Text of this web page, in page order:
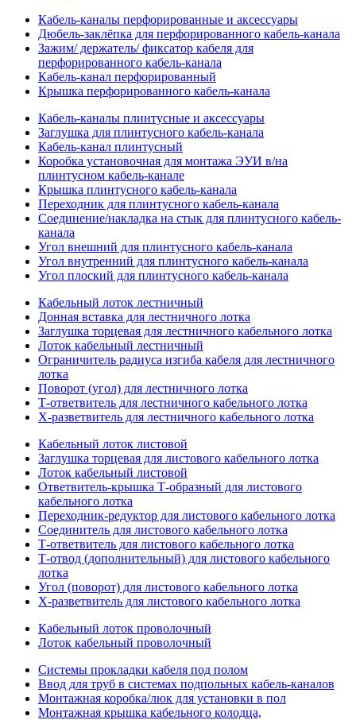
Кабель-каналы перфорированные и аксессуары
Дюбель-заклёпка для перфорированного кабель-канала
Зажим/ держатель/ фиксатор кабеля для
перфорированного кабель-канала
Кабель-канал перфорированный
Крышка перфорированного кабель-канала
Кабель-каналы плинтусные и аксессуары
Заглушка для плинтусного кабель-канала
Кабель-канал плинтусный
Коробка установочная для монтажа ЭУИ в/на
плинтусном кабель-канале
Крышка плинтусного кабель-канала
Переходник для плинтусного кабель-канала
Соединение/накладка на стык для плинтусного кабель-
канала
Угол внешний для плинтусного кабель-канала
Угол внутренний для плинтусного кабель-канала
Угол плоский для плинтусного кабель-канала
Кабельный лоток лестничный
Донная вставка для лестничного лотка
Заглушка торцевая для лестничного кабельного лотка
Лоток кабельный лестничный
Ограничитель радиуса изгиба кабеля для лестничного
лотка
Поворот (угол) для лестничного лотка
Т-ответвитель для лестничного кабельного лотка
Х-разветвитель для лестничного кабельного лотка
Кабельный лоток листовой
Заглушка торцевая для листового кабельного лотка
Лоток кабельный листовой
Ответвитель-крышка Т-образный для листового
кабельного лотка
Переходник-редуктор для листового кабельного лотка
Соединитель для листового кабельного лотка
Т-ответвитель для листового кабельного лотка
Т-отвод (дополнительный) для листового кабельного
лотка
Угол (поворот) для листового кабельного лотка
Х-разветвитель для листового кабельного лотка
Кабельный лоток проволочный
Лоток кабельный проволочный
Системы прокладки кабеля под полом
Ввод для труб в системах подпольных кабель-каналов
Монтажная коробка/люк для установки в пол
Монтажная крышка кабельного колодца,